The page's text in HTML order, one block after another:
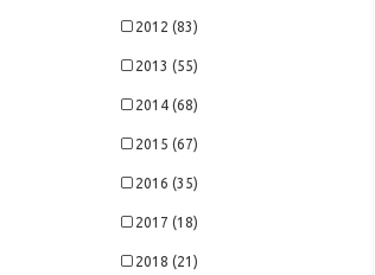
Chery QQ 1.0 (3)
Chery Face - Gasolina (5)
Chery Face - Flex (5)
Chery S18 (5)
Chery Celer Hatch G1 (1)
Chery Celer Hatch G2 (1)
Chery Celer Sedan G1 (1)
2012 (83)
2013 (55)
2014 (68)
2015 (67)
2016 (35)
2017 (18)
2018 (21)